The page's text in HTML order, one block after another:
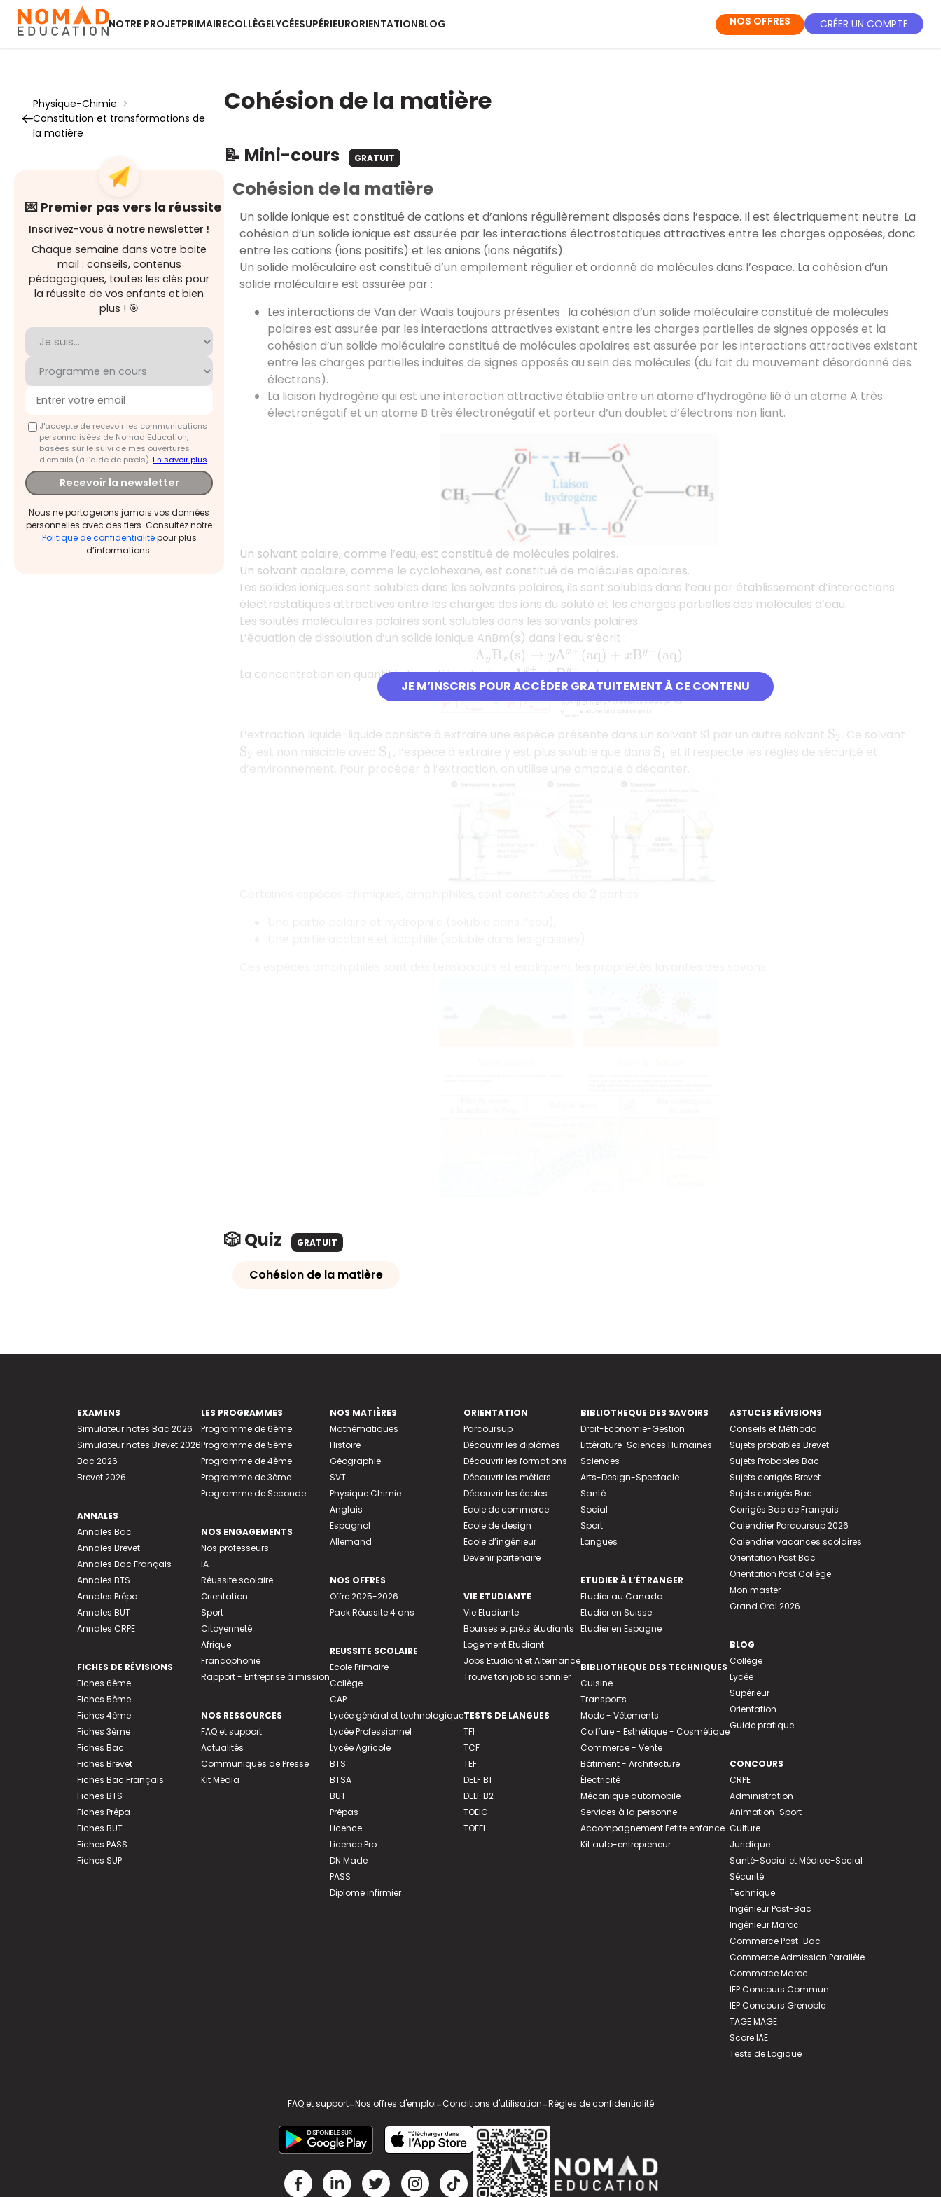
NOTRE PROJETPRIMAIRECOLLÈGELYCÉESUPÉRIEURORIENTATIONBLOG NOS OFFRES CRÉER UN COMPTE
Physique-Chimie >
Constitution et transformations de
la matière
💌 Premier pas vers la réussite
Inscrivez-vous à notre newsletter !
Chaque semaine dans votre boite
mail : conseils, contenus
pédagogiques, toutes les clés pour
la réussite de vos enfants et bien
plus ! 🎯
J'accepte de recevoir les communications
personnalisées de Nomad Education,
basées sur le suivi de mes ouvertures
d'emails (à l’aide de pixels).En savoir plus
Recevoir la newsletter
Nous ne partagerons jamais vos données
personnelles avec des tiers. Consultez notre
Politique de confidentialitépour plus
d’informations.
Cohésion de la matière
📝 Mini-cours GRATUIT
JE M’INSCRIS POUR ACCÉDER GRATUITEMENT À CE CONTENU
Cohésion de la matière
Un solide ionique est constitué de cations et d’anions régulièrement disposés dans l’espace. Il est électriquement neutre. La
cohésion d’un solide ionique est assurée par les interactions électrostatiques attractives entre les charges opposées, donc
entre les cations (ions positifs) et les anions (ions négatifs).
Un solide moléculaire est constitué d’un empilement régulier et ordonné de molécules dans l’espace. La cohésion d’un
solide moléculaire est assurée par :
Les interactions de Van der Waals toujours présentes : la cohésion d’un solide moléculaire constitué de molécules
polaires est assurée par les interactions attractives existant entre les charges partielles de signes opposés et la
cohésion d’un solide moléculaire constitué de molécules apolaires est assurée par les interactions attractives existant
entre les charges partielles induites de signes opposés au sein des molécules (du fait du mouvement désordonné des
électrons).
La liaison hydrogène qui est une interaction attractive établie entre un atome d’hydrogène lié à un atome A très
électronégatif et un atome B très électronégatif et porteur d’un doublet d’électrons non liant.
Un solvant polaire, comme l’eau, est constitué de molécules polaires.
Un solvant apolaire, comme le cyclohexane, est constitué de molécules apolaires.
Les solides ioniques sont solubles dans les solvants polaires, ils sont solubles dans l’eau par établissement d’interactions
électrostatiques attractives entre les charges des ions du soluté et les charges partielles des molécules d’eau.
Les solutés moléculaires polaires sont solubles dans les solvants polaires.
L’équation de dissolution d’un solide ionique AnBm(s) dans l’eau s’écrit :
AyBx(s)→ A +(aq +xBy ( q)
La concentration en quantité de matière des ionsAx+ etBy− est :
L’extraction liquide-liquide consiste à extraire une espèce présente dans un solvant S1 par un autre solvant S2. Ce solvant
S2 est non miscible avec S1 , l’espèce à extraire y est plus soluble que dans S1
et il respecte les règles de sécurité et
d’environnement. Pour procéder à l’extraction, on utilise une ampoule à décanter.
🎲 Quiz GRATUIT
Cohésion de la matière
EXAMENS
Simulateur notes Bac 2026
Simulateur notes Brevet 2026
Bac 2026
Brevet 2026
ANNALES
Annales Bac
Annales Brevet
Annales Bac Français
Annales BTS
Annales Prépa
Annales BUT
Annales CRPE
FICHES DE RÉVISIONS
Fiches 6ème
Fiches 5ème
Fiches 4ème
Fiches 3ème
Fiches Bac
Fiches Brevet
Fiches Bac Français
Fiches BTS
Fiches Prépa
Fiches BUT
Fiches PASS
Fiches SUP
LES PROGRAMMES
Programme de 6ème
Programme de 5ème
Programme de 4ème
Programme de 3ème
Programme de Seconde
NOS ENGAGEMENTS
Nos professeurs
IA
Réussite scolaire
Orientation
Sport
Citoyenneté
Afrique
Francophonie
Rapport - Entreprise à mission
NOS RESSOURCES
FAQ et support
Actualités
Communiqués de Presse
Kit Média
NOS MATIÈRES
Mathématiques
Histoire
Géographie
SVT
Physique Chimie
Anglais
Espagnol
Allemand
NOS OFFRES
Offre 2025-2026
Pack Réussite 4 ans
REUSSITE SCOLAIRE
Ecole Primaire
Collège
CAP
Lycée général et technologique
Lycée Professionnel
Lycée Agricole
BTS
BTSA
BUT
Prépas
Licence
Licence Pro
DN Made
PASS
Diplome infirmier
ORIENTATION
Parcoursup
Découvrir les diplômes
Découvrir les formations
Découvrir les métiers
Découvrir les écoles
Ecole de commerce
Ecole de design
Ecole d’ingénieur
Devenir partenaire
VIE ETUDIANTE
Vie Etudiante
Bourses et prêts étudiants
Logement Etudiant
Jobs Etudiant et Alternance
Trouve ton job saisonnier
TESTS DE LANGUES
TFI
TCF
TEF
DELF B1
DELF B2
TOEIC
TOEFL
BIBLIOTHEQUE DES SAVOIRS
Droit-Economie-Gestion
Littérature-Sciences Humaines
Sciences
Arts-Design-Spectacle
Santé
Social
Sport
Langues
ETUDIER À L’ÉTRANGER
Etudier au Canada
Etudier en Suisse
Etudier en Espagne
BIBLIOTHEQUE DES TECHNIQUES
Cuisine
Transports
Mode - Vêtements
Coiffure - Esthétique - Cosmétique
Commerce - Vente
Bâtiment - Architecture
Électricité
Mécanique automobile
Services à la personne
Accompagnement Petite enfance
Kit auto-entrepreneur
ASTUCES RÉVISIONS
Conseils et Méthodo
Sujets probables Brevet
Sujets Probables Bac
Sujets corrigés Brevet
Sujets corrigés Bac
Corrigés Bac de Français
Calendrier Parcoursup 2026
Calendrier vacances scolaires
Orientation Post Bac
Orientation Post Collège
Mon master
Grand Oral 2026
BLOG
Collège
Lycée
Supérieur
Orientation
Guide pratique
CONCOURS
CRPE
Administration
Animation-Sport
Culture
Juridique
Santé-Social et Médico-Social
Sécurité
Technique
Ingénieur Post-Bac
Ingénieur Maroc
Commerce Post-Bac
Commerce Admission Parallèle
Commerce Maroc
IEP Concours Commun
IEP Concours Grenoble
TAGE MAGE
Score IAE
Tests de Logique
FAQ et support-Nos offres d'emploi-Conditions d'utilisation-Règles de confidentialité